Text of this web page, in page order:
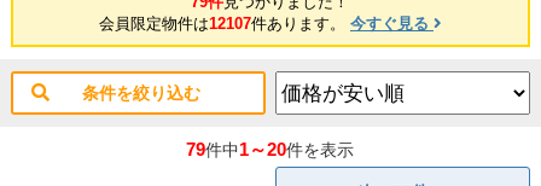
会員限定物件は12107件あります。 今すぐ見る
条件を絞り込む
79件中1～20件を表示